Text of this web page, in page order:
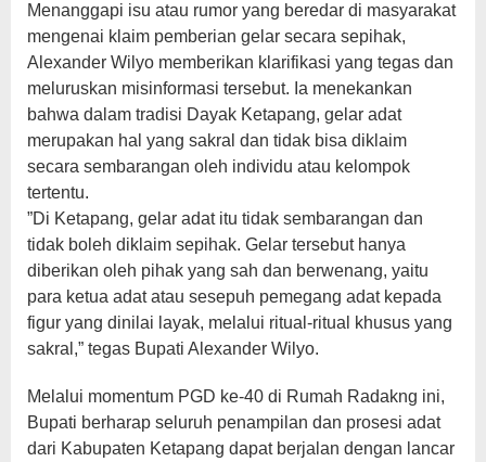
​Menanggapi isu atau rumor yang beredar di masyarakat
mengenai klaim pemberian gelar secara sepihak,
Alexander Wilyo memberikan klarifikasi yang tegas dan
meluruskan misinformasi tersebut. Ia menekankan
bahwa dalam tradisi Dayak Ketapang, gelar adat
merupakan hal yang sakral dan tidak bisa diklaim
secara sembarangan oleh individu atau kelompok
tertentu.
​”Di Ketapang, gelar adat itu tidak sembarangan dan
tidak boleh diklaim sepihak. Gelar tersebut hanya
diberikan oleh pihak yang sah dan berwenang, yaitu
para ketua adat atau sesepuh pemegang adat kepada
figur yang dinilai layak, melalui ritual-ritual khusus yang
sakral,” tegas Bupati Alexander Wilyo.
Melalui momentum PGD ke-40 di Rumah Radakng ini,
Bupati berharap seluruh penampilan dan prosesi adat
dari Kabupaten Ketapang dapat berjalan dengan lancar